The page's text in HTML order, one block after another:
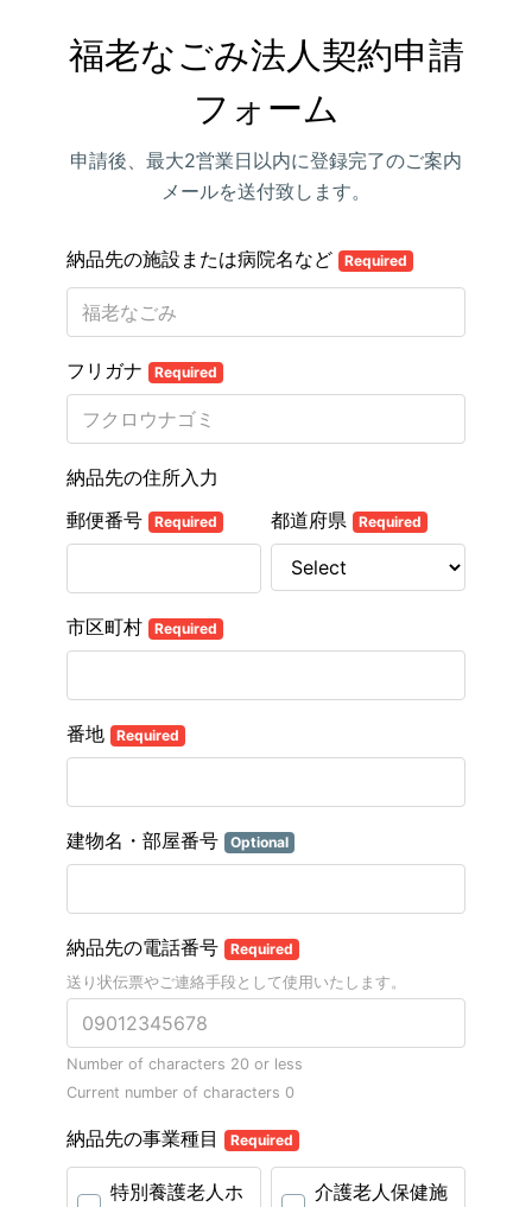
福老なごみ法人契約申請
フォーム
申請後、最大2営業日以内に登録完了のご案内
メールを送付致します。
納品先の施設または病院名など Required
フリガナ Required
納品先の住所入力
郵便番号
Required 都道府県 Required
市区町村 Required
番地 Required
建物名・部屋番号 Optional
納品先の電話番号 Required
送り状伝票やご連絡手段として使用いたします。
Number of characters 20 or less
Current number of characters 0
納品先の事業種目 Required
特別養護老人ホ
介護老人保健施